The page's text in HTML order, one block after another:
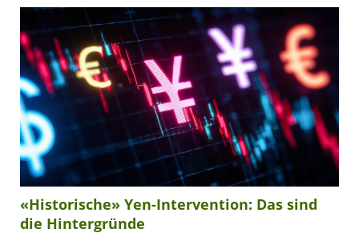
«Historische» Yen-Intervention: Das sind
die Hintergründe